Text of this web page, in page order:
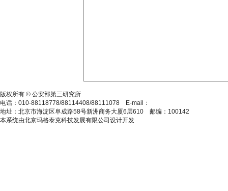
版权所有 © 公安部第三研究所
电话：010-88118778/88114408/88111078 E-mail：
地址：北京市海淀区阜成路58号新洲商务大厦6层610 邮编：100142
本系统由北京玛格泰克科技发展有限公司设计开发